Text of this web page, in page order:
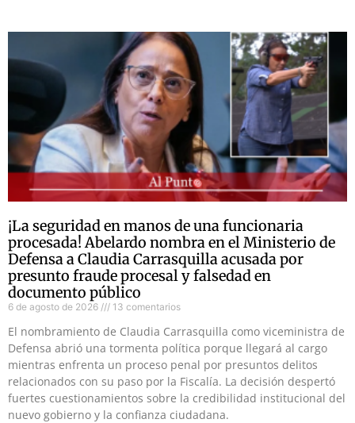
¡La seguridad en manos de una funcionaria
procesada! Abelardo nombra en el Ministerio de
Defensa a Claudia Carrasquilla acusada por
presunto fraude procesal y falsedad en
documento público
6 de agosto de 2026 13 comentarios
El nombramiento de Claudia Carrasquilla como viceministra de
Defensa abrió una tormenta política porque llegará al cargo
mientras enfrenta un proceso penal por presuntos delitos
relacionados con su paso por la Fiscalía. La decisión despertó
fuertes cuestionamientos sobre la credibilidad institucional del
nuevo gobierno y la confianza ciudadana.